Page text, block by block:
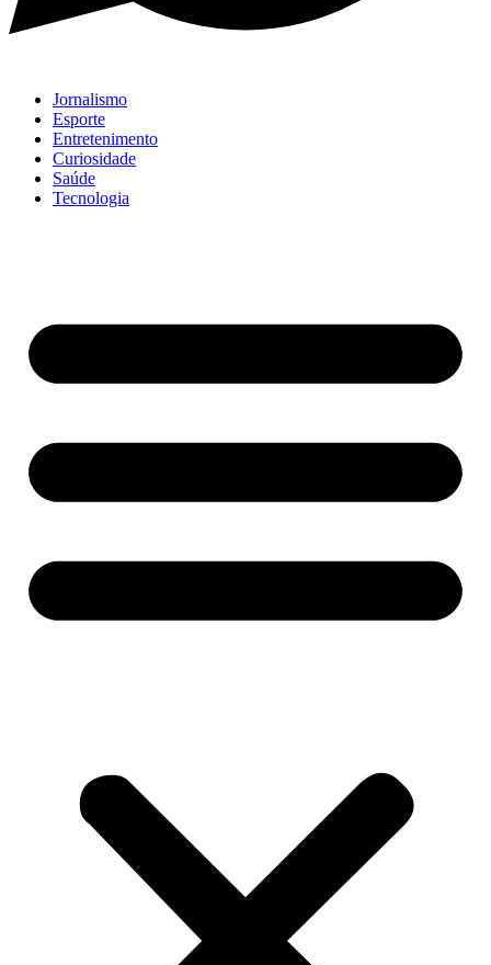
Jornalismo
Esporte
Entretenimento
Curiosidade
Saúde
Tecnologia